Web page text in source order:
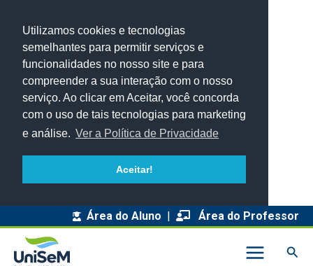
Utilizamos cookies e tecnologias
semelhantes para permitir serviços e
funcionalidades no nosso site e para
compreender a sua interação com o nosso
serviço. Ao clicar em Aceitar, você concorda
com o uso de tais tecnologias para marketing
e análise. Ver a Política de Privacidade
Aceitar!
Área do Aluno | Área do Professor